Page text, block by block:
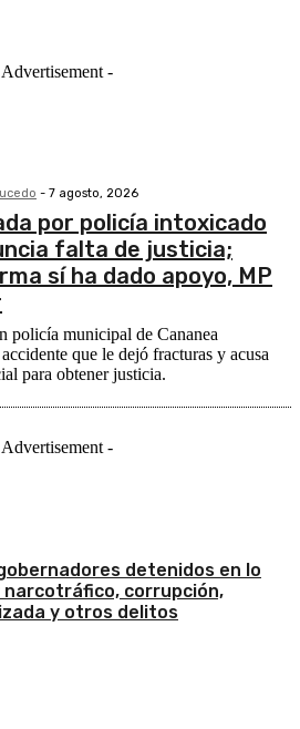
-
- 7 agosto, 2026
por policía intoxicado
falta de justicia;
sí ha dado apoyo, MP
policía municipal de Cananea
que le dejó fracturas y acusa
para obtener justicia.
-
detenidos en lo
narcotráfico, corrupción,
y otros delitos